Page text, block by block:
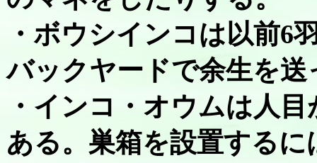
・ボウシインコは以前6
バックヤードで余生を送
・インコ・オウムは人
ある。巣箱を設置する